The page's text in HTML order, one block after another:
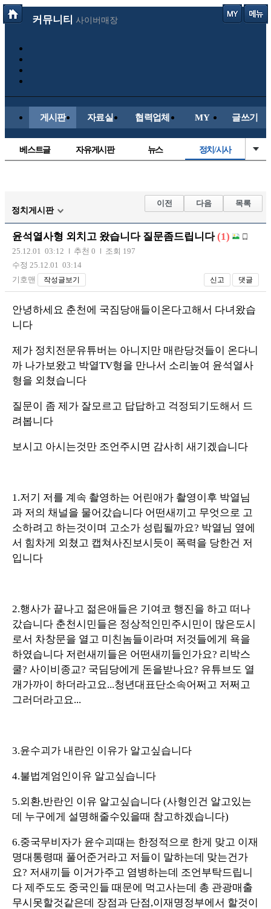
커뮤니티 사이버매장
게시판 자료실 협력업체 MY 글쓰기
베스트글 자유게시판 뉴스 정치/시사
해외축구
국내축구
정치게시판
이전 다음 목록
윤석열사형 외치고 왔습니다 질문좀드립니다 (1)
25.12.01 03:12 추천 0
조회 197
수정 25.12.01 03:14
기호맨
작성글보기 신고 댓글
안녕하세요 춘천에 국짐당애들이온다고해서 다녀왔습
니다
제가 정치전문유튜버는 아니지만 매란당것들이 온다니
까 나가보왔고 박열TV형을 만나서 소리높여 윤석열사
형을 외쳤습니다
질문이 좀 제가 잘모르고 답답하고 걱정되기도해서 드
려봅니다
보시고 아시는것만 조언주시면 감사히 새기겠습니다
1.저기 저를 계속 촬영하는 어린애가 촬영이후 박열님
과 저의 채널을 물어갔습니다 어떤새끼고 무엇으로 고
소하려고 하는것이며 고소가 성립될까요? 박열님 옆에
서 힘차게 외쳤고 캡쳐사진보시듯이 폭력을 당한건 저
입니다
2.행사가 끝나고 젊은애들은 기여코 행진을 하고 떠나
갔습니다 춘천시민들은 정상적인민주시민이 많은도시
로서 차창문을 열고 미친놈들이라며 저것들에게 욕을
하였습니다 저런새끼들은 어떤새끼들인가요? 리박스
쿨? 사이비종교? 국딤당에게 돈을받나요? 유튜브도 열
개가까이 하더라고요...청년대표단소속어쩌고 저쩌고
그러더라고요...
3.윤수괴가 내란인 이유가 알고싶습니다
4.불법계엄인이유 알고싶습니다
5.외환,반란인 이유 알고싶습니다 (사형인건 알고있는
데 누구에게 설명해줄수있을때 참고하겠습니다)
6.중국무비자가 윤수괴때는 한정적으로 한게 맞고 이재
명대통령때 풀어준거라고 저들이 말하는데 맞는건가
요? 저새끼들 이거가주고 염병하는데 조언부탁드립니
다 제주도도 중국인들 때문에 먹고사는데 총 관광매출
무시못할것같은데 장점과 단점,이재명정부에서 할것이